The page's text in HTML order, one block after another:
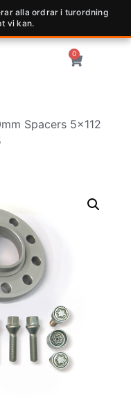
alla ordrar i turordning
vi kan.
0
Spacers 5×112